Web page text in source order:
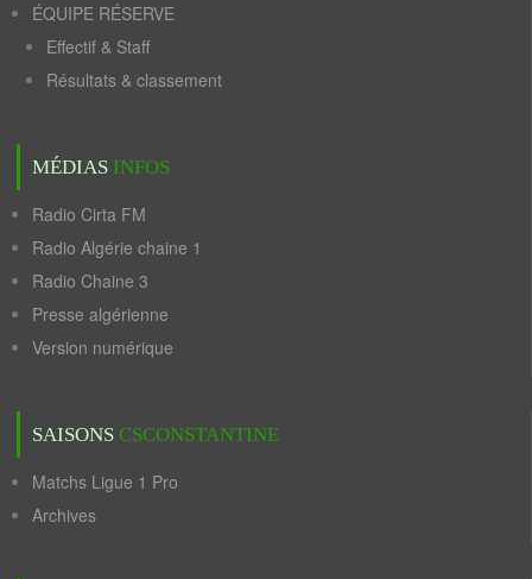
ÉQUIPE RÉSERVE
Effectif & Staff
Résultats & classement
MÉDIAS INFOS
Radio Cirta FM
Radio Algérie chaine 1
Radio Chaine 3
Presse algérienne
Version numérique
SAISONS CSCONSTANTINE
Matchs Ligue 1 Pro
Archives